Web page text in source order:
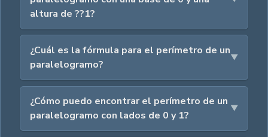
altura de ??1?
¿Cuál es la fórmula para el perímetro de un
paralelogramo?
¿Cómo puedo encontrar el perímetro de un
paralelogramo con lados de 0 y 1?